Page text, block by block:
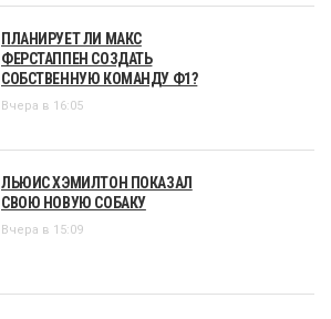
ПЛАНИРУЕТ ЛИ МАКС
ФЕРСТАППЕН СОЗДАТЬ
СОБСТВЕННУЮ КОМАНДУ Ф1?
Вчера в 16:05
ЛЬЮИС ХЭМИЛТОН ПОКАЗАЛ
СВОЮ НОВУЮ СОБАКУ
Вчера в 15:09